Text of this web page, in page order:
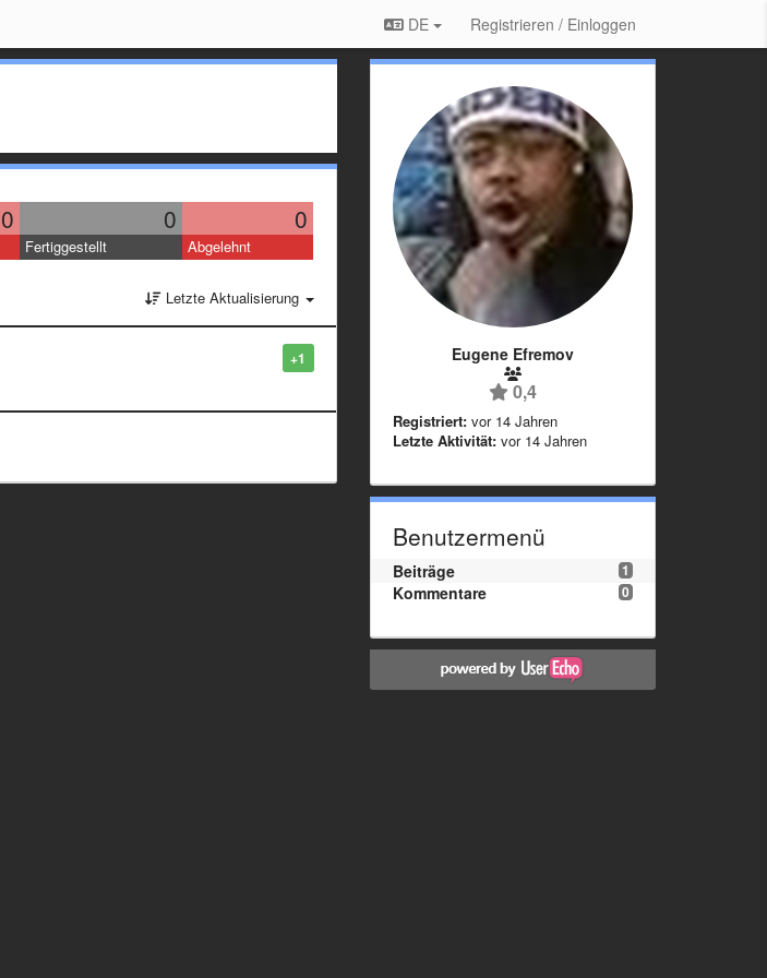
DE Registrieren / Einloggen
0 0 0
Fertiggestellt Abgelehnt
Letzte Aktualisierung
+1 Eugene Efremov
0,4
Registriert: vor 14 Jahren
Letzte Aktivität: vor 14 Jahren
Benutzermenü
1
Beiträge
0
Kommentare